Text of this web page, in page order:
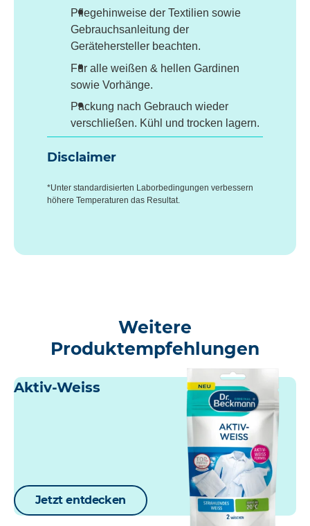
Pflegehinweise der Textilien sowie
Gebrauchsanleitung der
Gerätehersteller beachten.
Für alle weißen & hellen Gardinen
sowie Vorhänge.
Packung nach Gebrauch wieder
verschließen. Kühl und trocken lagern.
Disclaimer
*Unter standardisierten Laborbedingungen verbessern
höhere Temperaturen das Resultat.
Weitere
Produktempfehlungen
Aktiv-Weiss
Jetzt entdecken